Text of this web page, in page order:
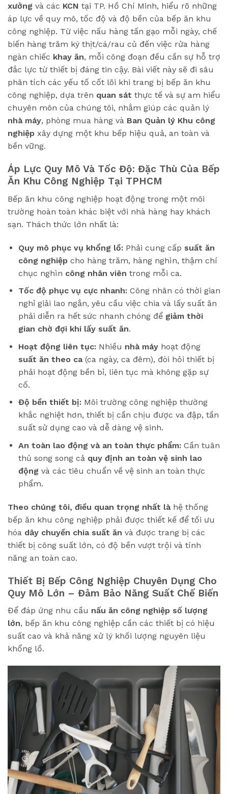
xưởng và các KCN tại TP. Hồ Chí Minh, hiểu rõ những
áp lực về quy mô, tốc độ và độ bền của bếp ăn khu
công nghiệp. Từ việc nấu hàng tấn gạo mỗi ngày, chế
biến hàng trăm ký thịt/cá/rau củ đến việc rửa hàng
ngàn chiếc khay ăn, mỗi công đoạn đều cần sự hỗ trợ
đắc lực từ thiết bị đáng tin cậy. Bài viết này sẽ đi sâu
phân tích các yếu tố cốt lõi khi trang bị bếp ăn khu
công nghiệp, dựa trên quan sát thực tế và sự am hiểu
chuyên môn của chúng tôi, nhằm giúp các quản lý
nhà máy, phòng mua hàng và Ban Quản lý Khu công
nghiệp xây dựng một khu bếp hiệu quả, an toàn và
bền vững.
Áp Lực Quy Mô Và Tốc Độ: Đặc Thù Của Bếp
Ăn Khu Công Nghiệp Tại TPHCM
Bếp ăn khu công nghiệp hoạt động trong một môi
trường hoàn toàn khác biệt với nhà hàng hay khách
sạn. Thách thức lớn nhất là:
Quy mô phục vụ khổng lồ:Phải cung cấp suất ăn
công nghiệpcho hàng trăm, hàng nghìn, thậm chí
chục nghìn công nhân viên trong mỗi ca.
Tốc độ phục vụ cực nhanh:Công nhân có thời gian
nghỉ giải lao ngắn, yêu cầu việc chia và lấy suất ăn
phải diễn ra hết sức nhanh chóng để giảm thời
gian chờ đợi khi lấy suất ăn.
Hoạt động liên tục:Nhiều nhà máyhoạt động
suất ăn theo ca(ca ngày, ca đêm), đòi hỏi thiết bị
phải hoạt động bền bỉ, liên tục mà không gặp sự
cố.
Độ bền thiết bị:Môi trường công nghiệp thường
khắc nghiệt hơn, thiết bị cần chịu được va đập, tần
suất sử dụng cao và dễ dàng vệ sinh.
An toàn lao động và an toàn thực phẩm:Cần tuân
thủ song song cả quy định an toàn vệ sinh lao
động và các tiêu chuẩn về vệ sinh an toàn thực
phẩm.
Theo chúng tôi, điều quan trọng nhất làhệ thống
bếp ăn khu công nghiệp phải được thiết kế để tối ưu
hóa dây chuyền chia suất ăn và được trang bị các
thiết bị công suất lớn, có độ bền vượt trội và tính
năng an toàn cao.
Thiết Bị Bếp Công Nghiệp Chuyên Dụng Cho
Quy Mô Lớn – Đảm Bảo Năng Suất Chế Biến
Để đáp ứng nhu cầu nấu ăn công nghiệp số lượng
lớn, bếp ăn khu công nghiệp cần các thiết bị có hiệu
suất cao và khả năng xử lý khối lượng nguyên liệu
khổng lồ.